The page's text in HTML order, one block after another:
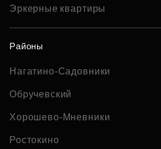
Эркерные квартиры
Районы
Нагатино-Садовники
Обручевский
Хорошево-Мневники
Ростокино